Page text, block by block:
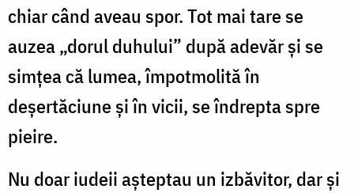
chiar când aveau spor. Tot mai tare se
auzea „dorul duhului” după adevăr şi se
simţea că lumea, împotmolită în
deşertăciune şi în vicii, se îndrepta spre
pieire.
Nu doar iudeii aşteptau un izbăvitor, dar şi